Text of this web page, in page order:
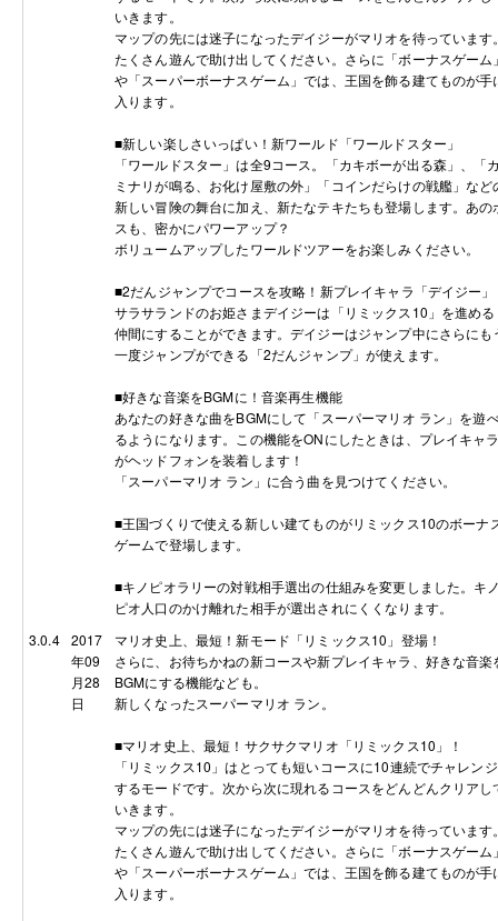
いきます。
マップの先には迷子になったデイジーがマリオを待っています
たくさん遊んで助け出してください。さらに「ボーナスゲーム
や「スーパーボーナスゲーム」では、王国を飾る建てものが手
入ります。
■新しい楽しさいっぱい！新ワールド「ワールドスター」
「ワールドスター」は全9コース。「カキボーが出る森」、「
ミナリが鳴る、お化け屋敷の外」「コインだらけの戦艦」など
新しい冒険の舞台に加え、新たなテキたちも登場します。あの
スも、密かにパワーアップ？
ボリュームアップしたワールドツアーをお楽しみください。
■2だんジャンプでコースを攻略！新プレイキャラ「デイジー」
サラサランドのお姫さまデイジーは「リミックス10」を進め
仲間にすることができます。デイジーはジャンプ中にさらにも
一度ジャンプができる「2だんジャンプ」が使えます。
■好きな音楽をBGMに！音楽再生機能
あなたの好きな曲をBGMにして「スーパーマリオ ラン」を遊
るようになります。この機能をONにしたときは、プレイキャ
がヘッドフォンを装着します！
「スーパーマリオ ラン」に合う曲を見つけてください。
■王国づくりで使える新しい建てものがリミックス10のボーナ
ゲームで登場します。
■キノピオラリーの対戦相手選出の仕組みを変更しました。キ
ピオ人口のかけ離れた相手が選出されにくくなります。
3.0.4 2017
年09
月28
日
マリオ史上、最短！新モード「リミックス10」登場！
さらに、お待ちかねの新コースや新プレイキャラ、好きな音楽
BGMにする機能なども。
新しくなったスーパーマリオ ラン。
■マリオ史上、最短！サクサクマリオ「リミックス10」！
「リミックス10」はとっても短いコースに10連続でチャレンジ
するモードです。次から次に現れるコースをどんどんクリアし
いきます。
マップの先には迷子になったデイジーがマリオを待っています
たくさん遊んで助け出してください。さらに「ボーナスゲーム
や「スーパーボーナスゲーム」では、王国を飾る建てものが手
入ります。